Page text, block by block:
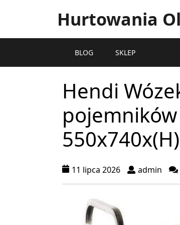
Hurtowania
BLOG SKLEP
Hendi
11 lipca 2026 admin